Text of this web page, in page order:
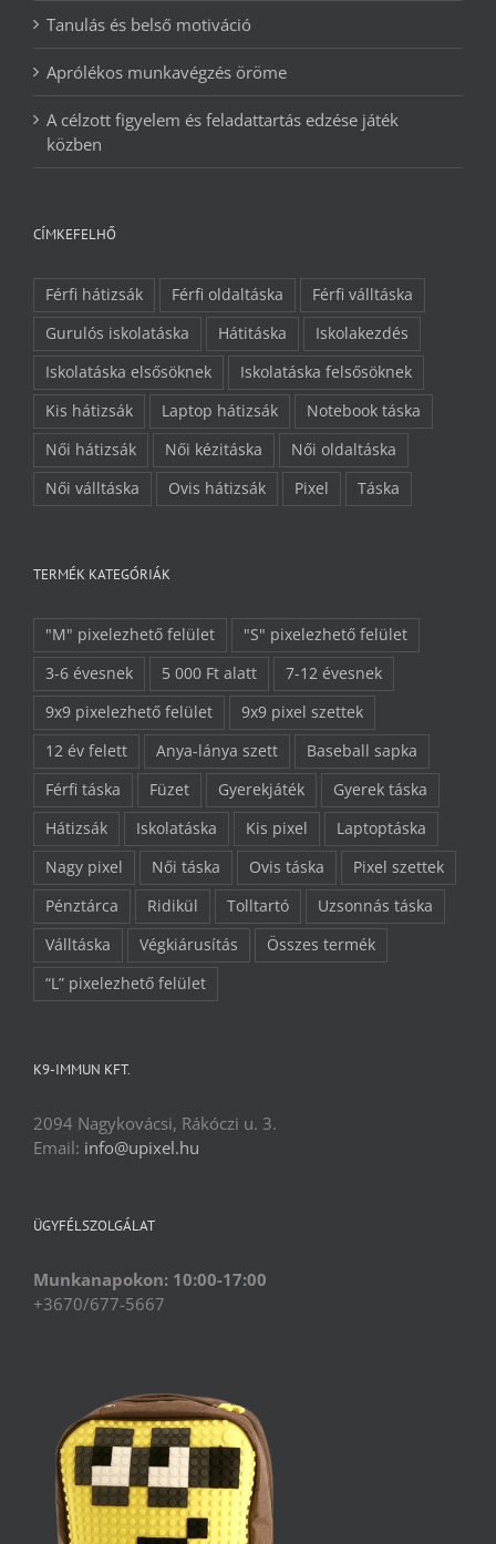
Tanulás és belső motiváció
Aprólékos munkavégzés öröme
A célzott figyelem és feladattartás edzése játék
közben
CÍMKEFELHŐ
Férfi hátizsák Férfi oldaltáska
Férfi válltáska
Gurulós iskolatáska
Hátitáska
Iskolakezdés
Iskolatáska elsősöknek
Iskolatáska felsősöknek
Kis hátizsák
Laptop hátizsák
Notebook táska
Női hátizsák
Női kézitáska
Női oldaltáska
Női válltáska
Ovis hátizsák Pixel Táska
TERMÉK KATEGÓRIÁK
"M" pixelezhető felület
"S" pixelezhető felület
3-6 évesnek
5 000 Ft alatt
7-12 évesnek
9x9 pixelezhető felület
9x9 pixel szettek
12 év felett
Anya-lánya szett
Baseball sapka
Férfi táska
Füzet Gyerekjáték
Gyerek táska
Hátizsák
Iskolatáska Kis pixel
Laptoptáska
Nagy pixel
Női táska Ovis táska
Pixel szettek
Pénztárca
Ridikül Tolltartó
Uzsonnás táska
Válltáska
Végkiárusítás
Összes termék
“L” pixelezhető felület
K9-IMMUN KFT.
2094 Nagykovácsi, Rákóczi u. 3.
Email: info@upixel.hu
ÜGYFÉLSZOLGÁLAT
Munkanapokon: 10:00-17:00
+3670/677-5667